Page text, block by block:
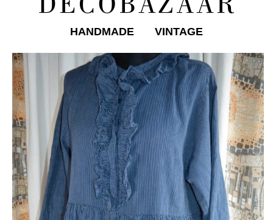
HANDMADE VINTAGE